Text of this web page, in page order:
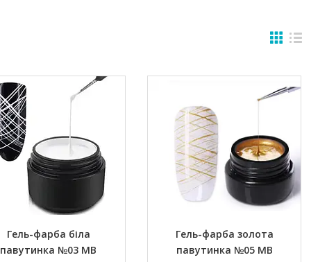
Гель-фарба біла
павутинка №03 MB
Гель-фарба золота
павутинка №05 MB